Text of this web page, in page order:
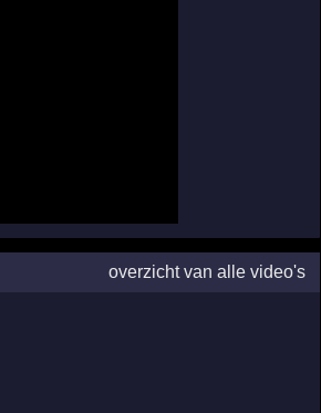
overzicht van alle video's